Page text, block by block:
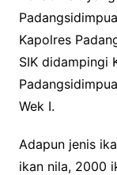
Kapolres
SIK didampingi
Wek I.
Adapun jenis
ikan nila, 2000